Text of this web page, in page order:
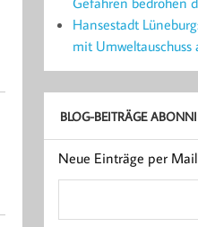
Hansestadt
mit Umweltauschuss
BLOG-BEITRÄGE
Neue Einträge per